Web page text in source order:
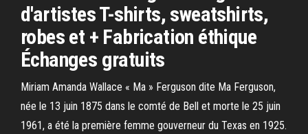
d'artistes T-shirts, sweatshirts,
robes et + Fabrication éthique
Échanges gratuits
Miriam Amanda Wallace « Ma » Ferguson dite Ma Ferguson,
née le 13 juin 1875 dans le comté de Bell et morte le 25 juin
1961, a été la première femme gouverneur du Texas en 1925.